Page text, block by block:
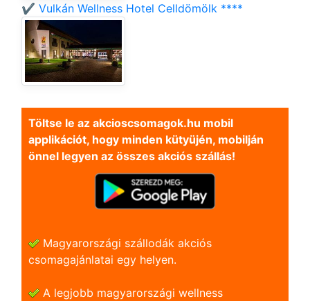
✔️ Vulkán Wellness Hotel Celldömölk ****
Töltse le az akcioscsomagok.hu mobil
applikációt, hogy minden kütyüjén, mobilján
önnel legyen az összes akciós szállás!
Magyarországi szállodák akciós
csomagajánlatai egy helyen.
A legjobb magyarországi wellness